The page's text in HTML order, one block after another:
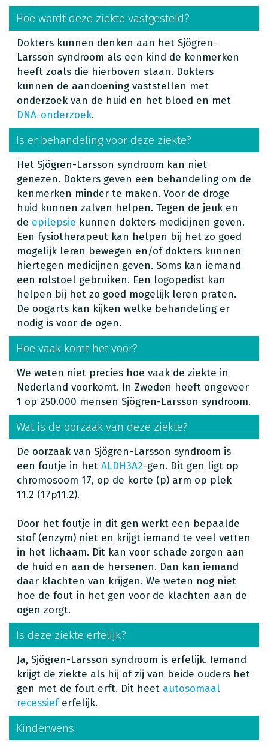
Hoe wordt deze ziekte vastgesteld?
Dokters kunnen denken aan het Sjögren-
Larsson syndroom als een kind de kenmerken
heeft zoals die hierboven staan. Dokters
kunnen de aandoening vaststellen met
onderzoek van de huid en het bloed en met
DNA-onderzoek.
Is er behandeling voor deze ziekte?
Het Sjögren-Larsson syndroom kan niet
genezen. Dokters geven een behandeling om de
kenmerken minder te maken. Voor de droge
huid kunnen zalven helpen. Tegen de jeuk en
de epilepsie kunnen dokters medicijnen geven.
Een fysiotherapeut kan helpen bij het zo goed
mogelijk leren bewegen en/of dokters kunnen
hiertegen medicijnen geven. Soms kan iemand
een rolstoel gebruiken. Een logopedist kan
helpen bij het zo goed mogelijk leren praten.
De oogarts kan kijken welke behandeling er
nodig is voor de ogen.
Hoe vaak komt het voor?
We weten niet precies hoe vaak de ziekte in
Nederland voorkomt. In Zweden heeft ongeveer
1 op 250.000 mensen Sjögren-Larsson syndroom.
Wat is de oorzaak van deze ziekte?
De oorzaak van Sjögren-Larsson syndroom is
een foutje in het ALDH3A2-gen. Dit gen ligt op
chromosoom 17, op de korte (p) arm op plek
11.2 (17p11.2).
Door het foutje in dit gen werkt een bepaalde
stof (enzym) niet en krijgt iemand te veel vetten
in het lichaam. Dit kan voor schade zorgen aan
de huid en aan de hersenen. Dan kan iemand
daar klachten van krijgen. We weten nog niet
hoe de fout in het gen voor de klachten aan de
ogen zorgt.
Is deze ziekte erfelijk?
Ja, Sjögren-Larsson syndroom is erfelijk. Iemand
krijgt de ziekte als hij of zij van beide ouders het
gen met de fout erft. Dit heet autosomaal
recessieferfelijk.
Kinderwens